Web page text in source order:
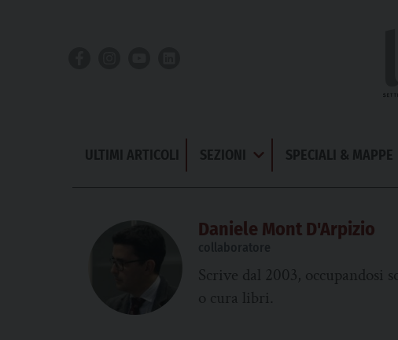
ULTIMI ARTICOLI SEZIONI
Apri
Menu
SPECIALI & MAPPE
Daniele Mont D'Arpizio
Scrive dal 2003, occupandosi
o cura libri.